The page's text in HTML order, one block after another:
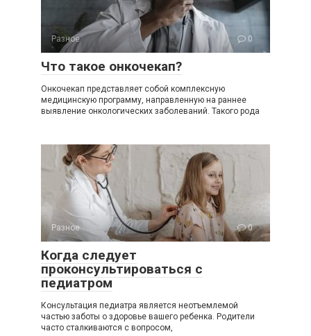
Разное 0
Что такое онкочекап?
Онкочекап представляет собой комплексную
медицинскую программу, направленную на раннее
выявление онкологических заболеваний. Такого рода
Разное 0
Когда следует
проконсультироваться с
педиатром
Консультация педиатра является неотъемлемой
частью заботы о здоровье вашего ребенка. Родители
часто сталкиваются с вопросом,